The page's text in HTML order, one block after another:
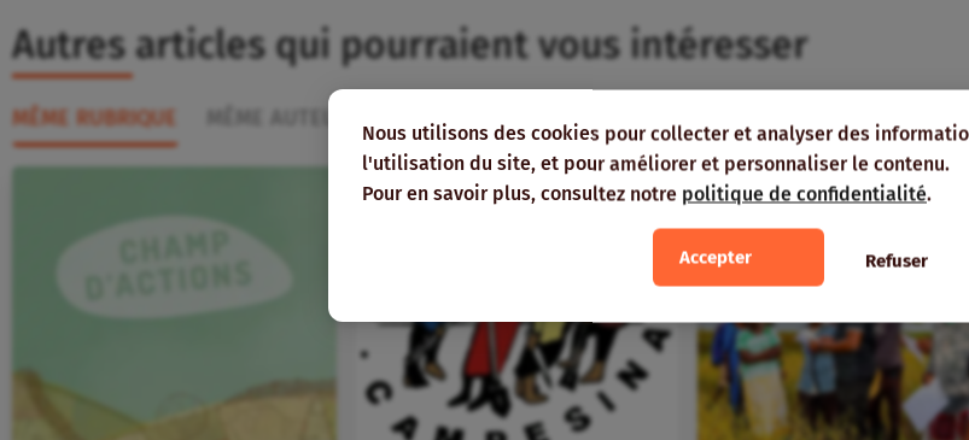
Nous utilisons des cookies pour collecter et analyser des
l'utilisation du site, et pour améliorer et personnaliser le contenu.
Pour en savoir plus, consultez notre politique de confidentialité.
Accepter Refuser
Autres articles qui pourraient vous intéresser
MÊME RUBRIQUE MÊME AUTEUR